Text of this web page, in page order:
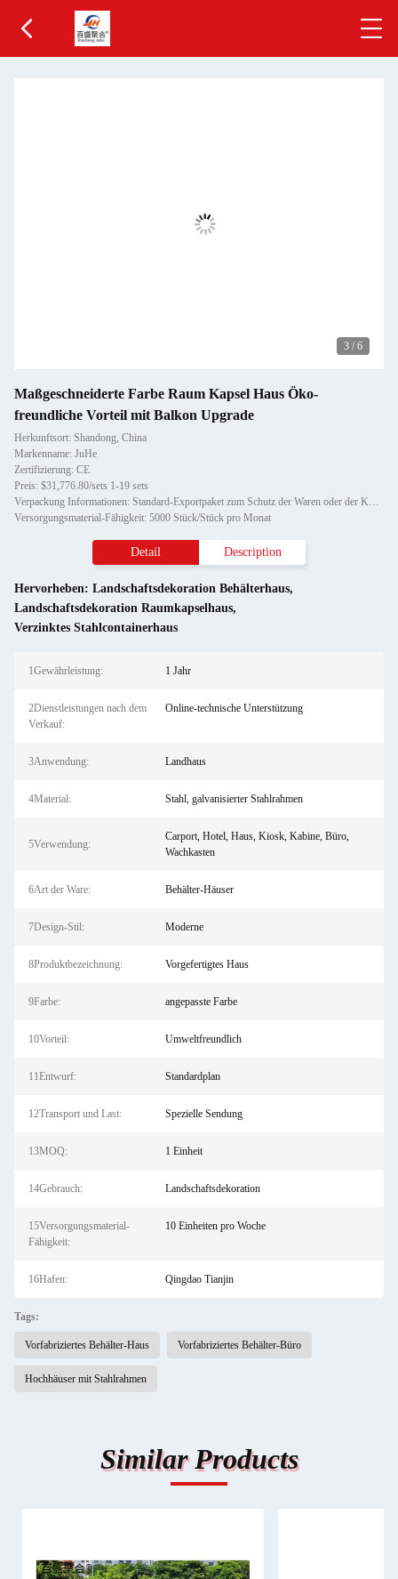
3 / 6
Maßgeschneiderte Farbe Raum Kapsel Haus Öko-
freundliche Vorteil mit Balkon Upgrade
Herkunftsort: Shandong, China
Markenname: JuHe
Zertifizierung: CE
Preis: $31,776.80/sets 1-19 sets
Verpackung Informationen: Standard-Exportpaket zum Schutz der Waren oder der Kundenanforderungen
Versorgungsmaterial-Fähigkeit: 5000 Stück/Stück pro Monat
Detail Description
Hervorheben: Landschaftsdekoration Behälterhaus,
Landschaftsdekoration Raumkapselhaus,
Verzinktes Stahlcontainerhaus
1Gewährleistung: 1 Jahr
2Dienstleistungen nach dem
Verkauf:
Online-technische Unterstützung
3Anwendung: Landhaus
4Material: Stahl, galvanisierter Stahlrahmen
5Verwendung:
Carport, Hotel, Haus, Kiosk, Kabine, Büro,
Wachkasten
6Art der Ware: Behälter-Häuser
7Design-Stil: Moderne
8Produktbezeichnung: Vorgefertigtes Haus
9Farbe: angepasste Farbe
10Vorteil: Umweltfreundlich
11Entwurf: Standardplan
12Transport und Last: Spezielle Sendung
13MOQ: 1 Einheit
14Gebrauch: Landschaftsdekoration
15Versorgungsmaterial-
Fähigkeit:
10 Einheiten pro Woche
16Hafen: Qingdao Tianjin
Tags:
Vorfabriziertes Behälter-Haus Vorfabriziertes Behälter-Büro
Hochhäuser mit Stahlrahmen
Similar Products